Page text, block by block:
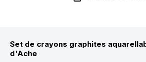
Set de crayons graphites
d'Ache